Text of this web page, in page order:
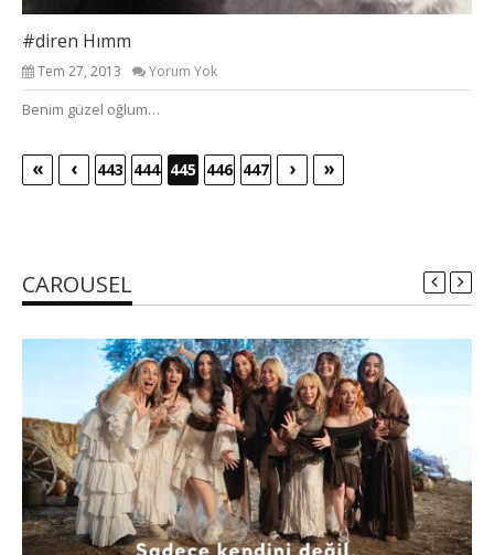
#diren Hımm
Tem 27, 2013 Yorum Yok
Benim güzel oğlum…
« ‹ 443 444 445 446 447 › »
CAROUSEL